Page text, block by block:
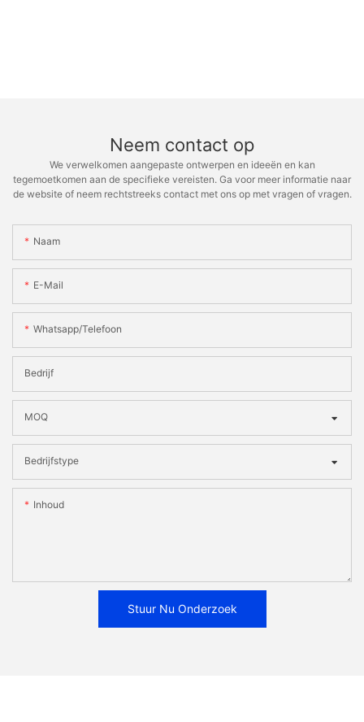
Neem contact op
We verwelkomen aangepaste ontwerpen en ideeën en kan
tegemoetkomen aan de specifieke vereisten. Ga voor meer informatie naar
de website of neem rechtstreeks contact met ons op met vragen of vragen.
Naam
E-Mail
Whatsapp/telefoon
Bedrijf
MOQ
Bedrijfstype
Inhoud
Stuur Nu Onderzoek